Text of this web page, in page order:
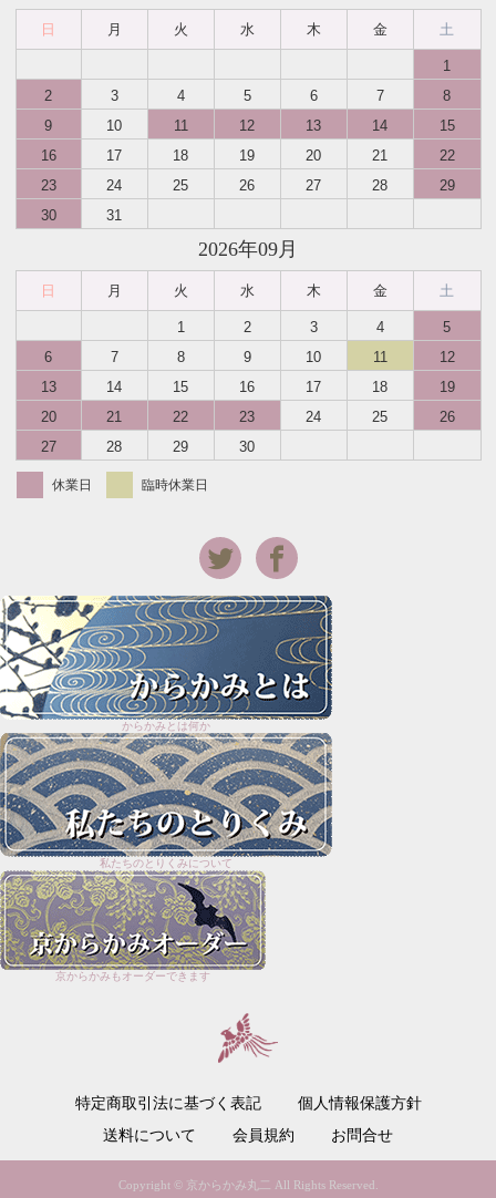
日 月 火 水 木 金 土
1
2
3 4 5 6 7
8
9
10 11 12 13 14
15
16
17 18 19 20 21
22
23
24 25 26 27 28
29
30
31
2026年09月
日 月 火 水 木 金 土
1 2 3 4
5
6
7 8 9 10 11
12
13
14 15 16 17 18
19
20
21 22 23 24 25
26
27
28 29 30
休業日 臨時休業日
からかみとは何か
私たちのとりくみについて
京からかみもオーダーできます
特定商取引法に基づく表記
個人情報保護方針
送料について
会員規約 お問合せ
Copyright © 京からかみ丸二 All Rights Reserved.